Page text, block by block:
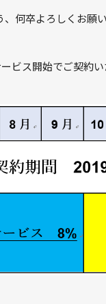
何卒よろしくお願
ビス開始でご契約